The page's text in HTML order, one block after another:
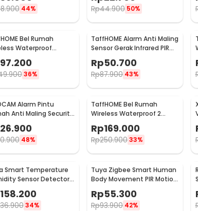
44% Rp44.900 50%
Bel Rumah
Waterproof
- A101/A101-2
97.200
36%
TaffHOME Alarm Anti Maling
Sensor Gerak Infrared PIR
Rp50.700
Rp87.900 43%
Alarm Pintu
Anti Maling Security
Door Stop 120dB - LL-
26.900
48%
TaffHOME Bel Rumah
Wireless Waterproof 2
Receiver Doorbell - Q189-
BB
Rp169.000
Rp250.90033%
Smart Temperature
Sensor Detector
- LTH01-W
158.200
34%
Tuya Zigbee Smart Human
Body Movement PIR Motion
Sensor Detector - ZB-
PL/ZB-P
Rp55.300
Rp93.900 42%